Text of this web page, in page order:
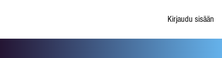
Kirjaudu sisään